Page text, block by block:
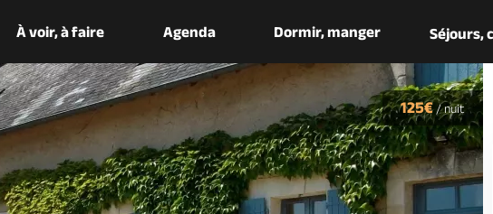
À voir, à faire Agenda Dormir, manger Séjours,
125€/nuit